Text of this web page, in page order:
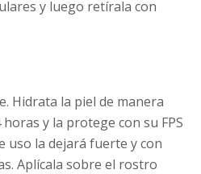
y luego retírala con
Hidrata la piel de manera
y la protege con su FPS
uso la dejará fuerte y con
Aplícala sobre el rostro